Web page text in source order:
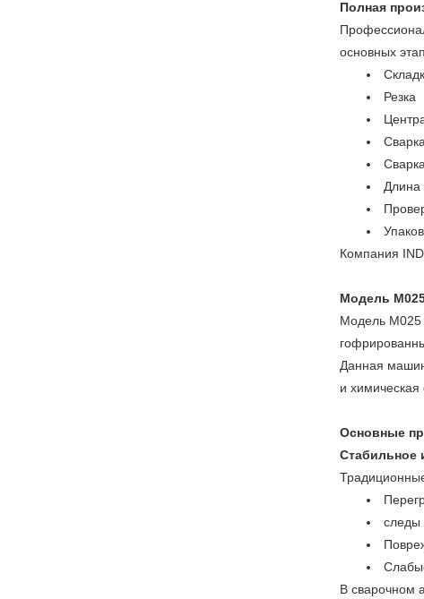
Полная
основных
Резка
Длина
Компания
Модель
Модель M025
Данная
и химическая
Основные
Стабильное
следы
В сварочном